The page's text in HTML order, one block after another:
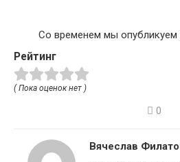
Со временем мы опубликуем
Рейтинг
( Пока оценок нет )
0
Вячеслав